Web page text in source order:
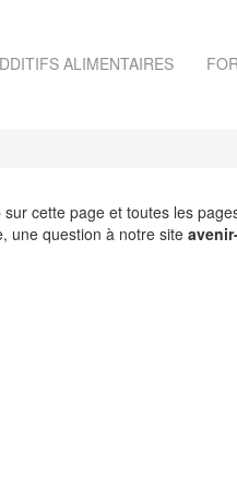
ALIMENTAIRES
sur cette page et toutes les
une question à notre site